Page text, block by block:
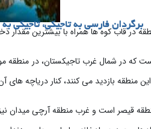
برگردان فارسی به تاجیکی، تاجیکی به
در قاب کوه ها همراه با بیشترین مقدار
که در شمال غرب تاجیکستان، در
منطقه بازدید می کنند، کنار دریاچه
قیصر است و غرب منطقه آرچی میدان